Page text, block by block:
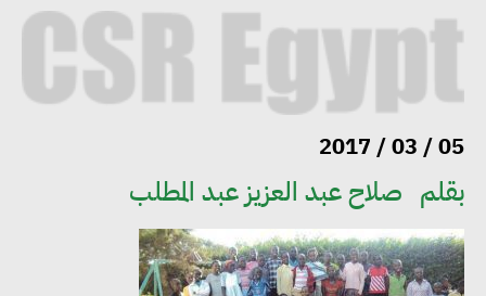
05 / 03 / 2017
بقلم صلاح عبد العزيز عبد المطلب